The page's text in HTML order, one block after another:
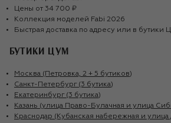
Цены от 34 700 ₽
Коллекция моделей Fabi 2026
Быстрая доставка по адресу или в бутики
БУТИКИ ЦУМ
Москва (Петровка, 2 + 5 бутиков)
Санкт-Петербург (3 бутика)
Екатеринбург (3 бутика)
Казань (улица Право-Булачная и улица
Краснодар (Кубанская набережная и улица